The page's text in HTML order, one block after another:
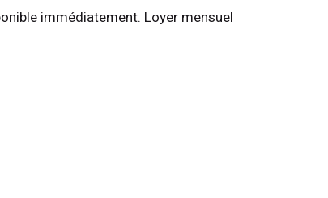
immédiatement. Loyer mensuel